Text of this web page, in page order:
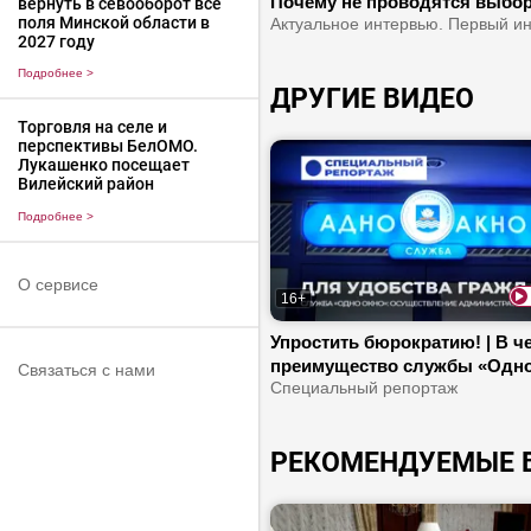
поля Минской области в
2027 году
Подробнее >
Торговля на селе и
перспективы БелОМО.
Лукашенко посещает
Вилейский район
Подробнее >
О сервисе
Связаться с нами
Украине? | Зеленского хотят
ДРУГИЕ ВИДЕО
16+
Упростить бюрократию! | В
преимущество службы
окно»? | Какие специалисты
Специальный репортаж
РЕКОМЕНДУЕМЫЕ